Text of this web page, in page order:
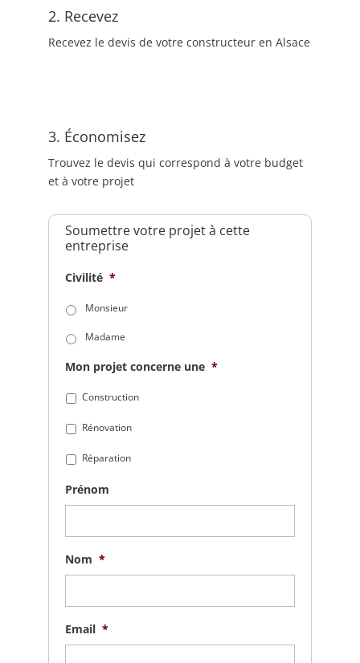
2. Recevez
Recevez le devis de votre constructeur en Alsace
3. Économisez
Trouvez le devis qui correspond à votre budget
et à votre projet
Soumettre votre projet à cette
entreprise
Civilité *
Monsieur
Madame
Mon projet concerne une *
Construction
Rénovation
Réparation
Prénom
Nom *
Email *